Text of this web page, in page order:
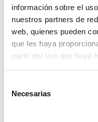
información sobre el
nuestros partners de
web, quienes pueden
que les haya
partir del uso que haya
Necesarias